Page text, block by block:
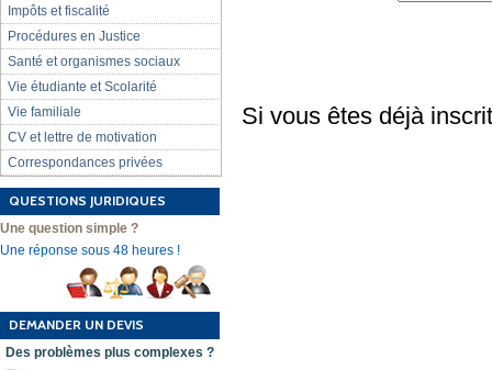
Impôts et fiscalité
Procédures en Justice
Santé et organismes sociaux
Vie étudiante et Scolarité
Vie familiale
CV et lettre de motivation
Correspondances privées
QUESTIONS JURIDIQUES
Une question simple ?
Une réponse sous 48 heures !
DEMANDER UN DEVIS
Des problèmes plus complexes ?
Si vous êtes déjà